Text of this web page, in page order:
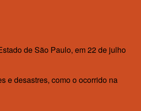
de São Paulo, em 22 de julho
e desastres, como o ocorrido na